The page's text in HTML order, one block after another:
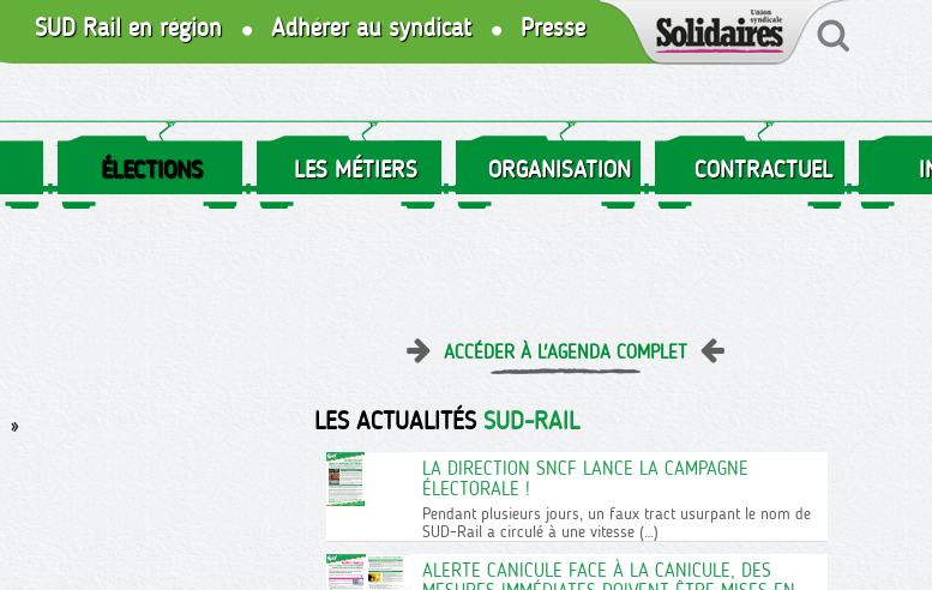
SUD Rail en région Adhérer au syndicat Presse
ÉLECTIONS LES MÉTIERS ORGANISATION CONTRACTUEL
»
ACCÉDER À L'AGENDA COMPLET
LES ACTUALITÉS SUD-RAIL
LA DIRECTION SNCF LANCE LA CAMPAGNE
ÉLECTORALE !
Pendant plusieurs jours, un faux tract usurpant le nom de
SUD-Rail a circulé à une vitesse (…)
ALERTE CANICULE FACE À LA CANICULE, DES